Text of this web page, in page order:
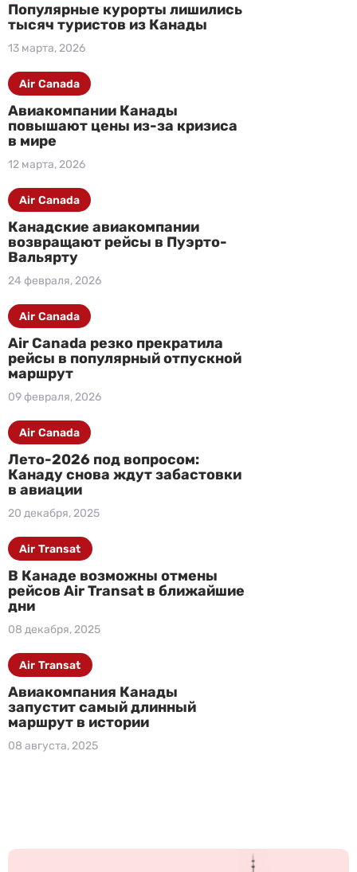
Популярные курорты лишились
тысяч туристов из Канады
13 марта, 2026
Авиакомпании Канады
повышают цены из-за кризиса
в мире
12 марта, 2026
Air Canada
Канадские авиакомпании
возвращают рейсы в Пуэрто-
Вальярту
24 февраля, 2026
Air Canada
Air Canada резко прекратила
рейсы в популярный отпускной
маршрут
09 февраля, 2026
Air Canada
Лето-2026 под вопросом:
Канаду снова ждут забастовки
в авиации
20 декабря, 2025
Air Canada
В Канаде возможны отмены
рейсов Air Transat в ближайшие
дни
08 декабря, 2025
Air Transat
Авиакомпания Канады
запустит самый длинный
маршрут в истории
08 августа, 2025
Air Transat